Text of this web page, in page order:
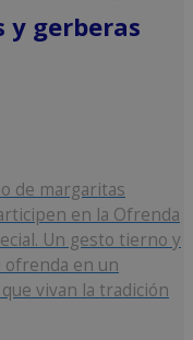
y gerberas
de margaritas
en la Ofrenda
Un gesto tierno y
ofrenda en un
vivan la tradición